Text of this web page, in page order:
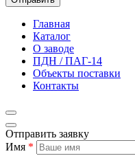
Главная
Каталог
О заводе
ПДН / ПАГ-14
Объекты поставки
Контакты
Отправить заявку
Имя *